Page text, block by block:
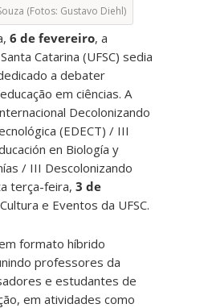
(Fotos: Gustavo Diehl)
6 de fevereiro, a
Catarina (UFSC) sedia
a debater
em ciências. A
Decolonizando
(EDECT) / III
en Biología y
/ III Descolonizando
terça-feira, 3 de
e Eventos da UFSC.
formato híbrido
professores da
e estudantes de
em atividades como